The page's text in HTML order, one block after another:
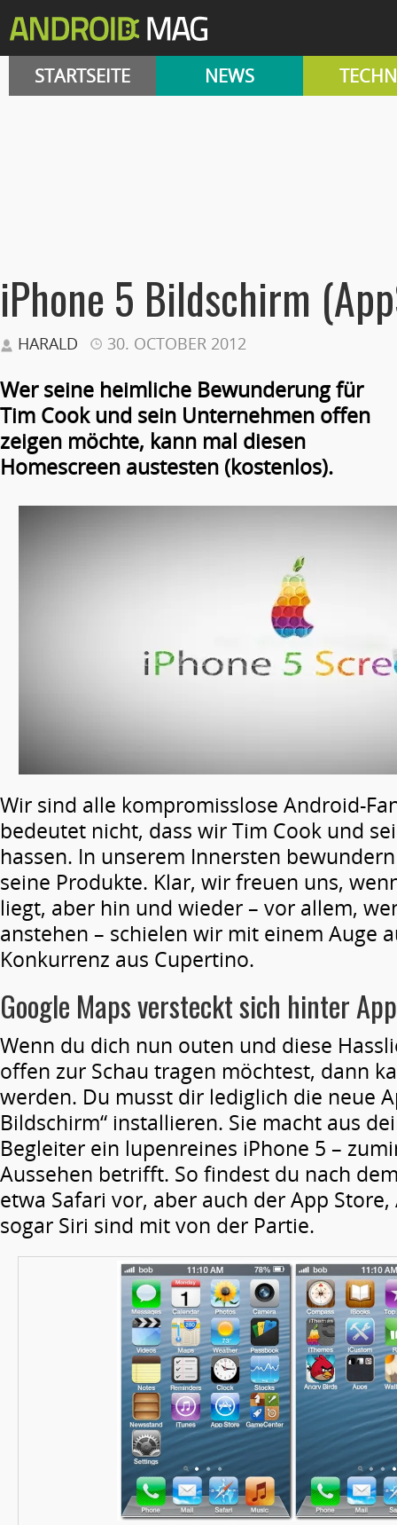
STARTSEITE NEWS
iPhone 5 Bildschirm
HARALD 30. OCTOBER 2012
Wer seine heimliche Bewunderung für
Tim Cook und sein Unternehmen offen
zeigen möchte, kann mal diesen
Homescreen austesten (kostenlos).
Wir sind alle kompromisslose Android-
bedeutet nicht, dass wir Tim Cook und
hassen. In unserem Innersten
seine Produkte. Klar, wir freuen uns,
liegt, aber hin und wieder – vor allem,
anstehen – schielen wir mit einem Auge
Konkurrenz aus Cupertino.
Google Maps versteckt sich hinter
Wenn du dich nun outen und diese
offen zur Schau tragen möchtest, dann
werden. Du musst dir lediglich die neue
Bildschirm“ installieren. Sie macht aus
Begleiter ein lupenreines iPhone 5 –
Aussehen betrifft. So findest du nach
etwa Safari vor, aber auch der App
sogar Siri sind mit von der Partie.